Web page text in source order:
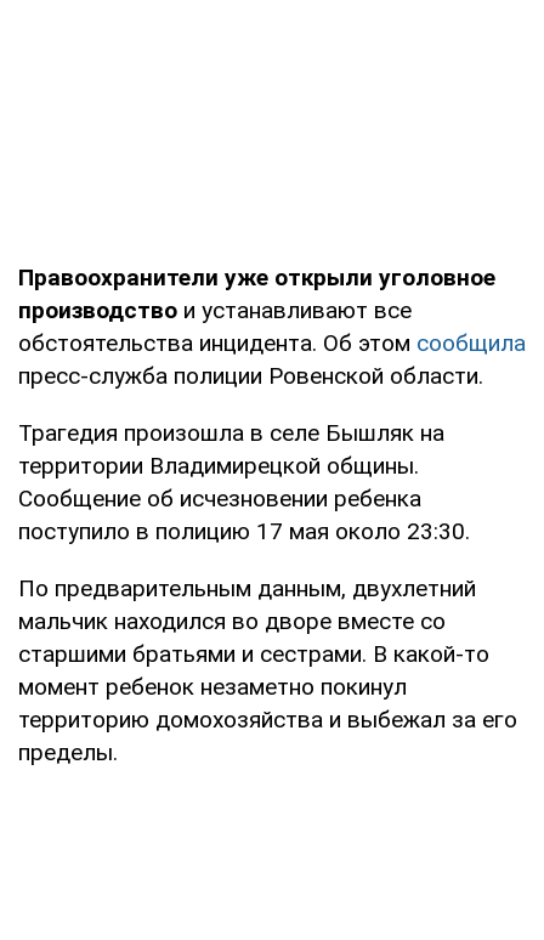
Правоохранители уже открыли уголовное
производство и устанавливают все
обстоятельства инцидента. Об этом сообщила
пресс-служба полиции Ровенской области.
Трагедия произошла в селе Бышляк на
территории Владимирецкой общины.
Сообщение об исчезновении ребенка
поступило в полицию 17 мая около 23:30.
По предварительным данным, двухлетний
мальчик находился во дворе вместе со
старшими братьями и сестрами. В какой-то
момент ребенок незаметно покинул
территорию домохозяйства и выбежал за его
пределы.